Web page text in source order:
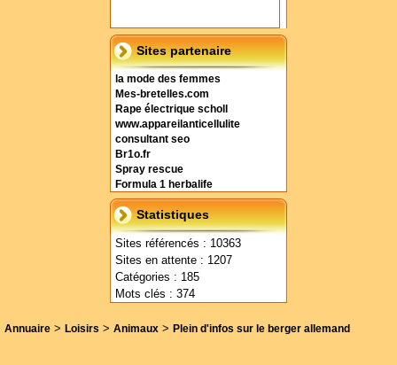
Sites partenaire
la mode des femmes
Mes-bretelles.com
Rape électrique scholl
www.appareilanticellulite
consultant seo
Br1o.fr
Spray rescue
Formula 1 herbalife
Statistiques
Sites référencés : 10363
Sites en attente : 1207
Catégories : 185
Mots clés : 374
Annuaire > Loisirs > Animaux > Plein d'infos sur le berger allemand